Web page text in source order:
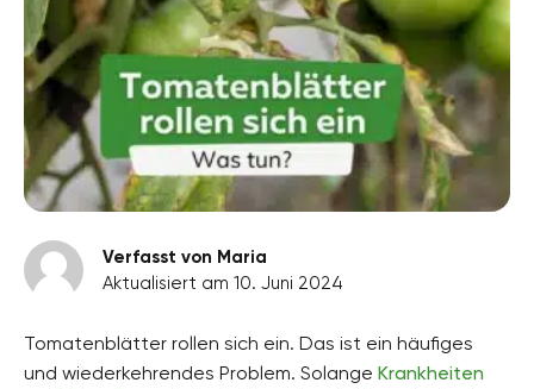
Verfasst von Maria
Aktualisiert am 10. Juni 2024
Tomatenblätter rollen sich ein. Das ist ein häufiges
und wiederkehrendes Problem. Solange Krankheiten